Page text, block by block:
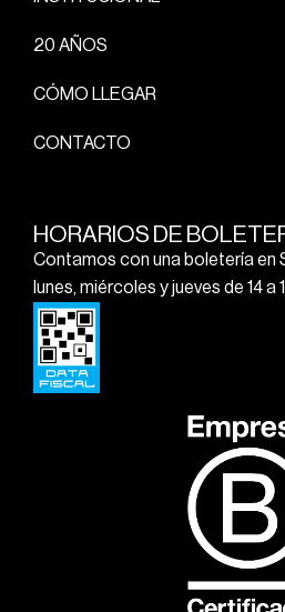
20 AÑOS
CÓMO LLEGAR
CONTACTO
HORARIOS DE
Contamos con una boletería en
lunes, miércoles y jueves de 14 a